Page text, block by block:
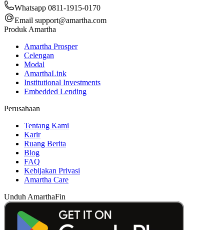
Whatsapp 0811-1915-0170
Email support@amartha.com
Produk Amartha
Amartha Prosper
Celengan
Modal
AmarthaLink
Institutional Investments
Embedded Lending
Perusahaan
Tentang Kami
Karir
Ruang Berita
Blog
FAQ
Kebijakan Privasi
Amartha Care
Unduh AmarthaFin